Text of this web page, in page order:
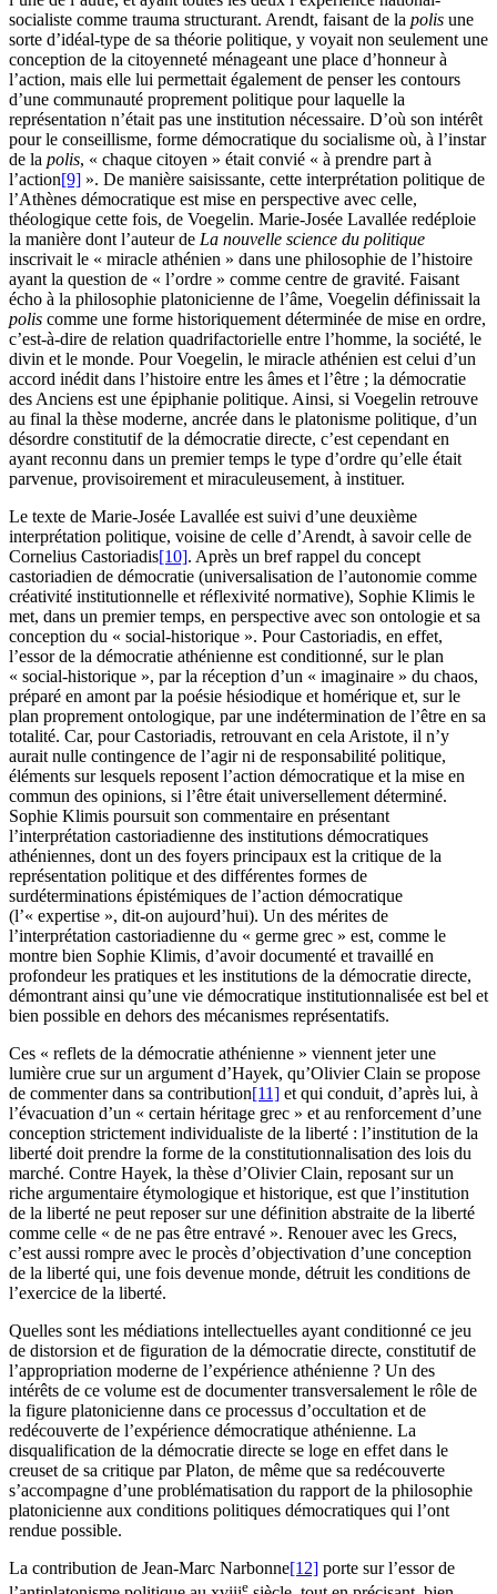
socialiste comme trauma structurant. Arendt, faisant de la polis une
sorte d’idéal-type de sa théorie politique, y voyait non seulement une
conception de la citoyenneté ménageant une place d’honneur à
l’action, mais elle lui permettait également de penser les contours
d’une communauté proprement politique pour laquelle la
représentation n’était pas une institution nécessaire. D’où son intérêt
pour le conseillisme, forme démocratique du socialisme où, à l’instar
de la polis, « chaque citoyen » était convié « à prendre part à
l’action[9] ». De manière saisissante, cette interprétation politique de
l’Athènes démocratique est mise en perspective avec celle,
théologique cette fois, de Voegelin. Marie-Josée Lavallée redéploie
la manière dont l’auteur de La nouvelle science du politique
inscrivait le « miracle athénien » dans une philosophie de l’histoire
ayant la question de « l’ordre » comme centre de gravité. Faisant
écho à la philosophie platonicienne de l’âme, Voegelin définissait la
polis comme une forme historiquement déterminée de mise en ordre,
c’est-à-dire de relation quadrifactorielle entre l’homme, la société, le
divin et le monde. Pour Voegelin, le miracle athénien est celui d’un
accord inédit dans l’histoire entre les âmes et l’être ; la démocratie
des Anciens est une épiphanie politique. Ainsi, si Voegelin retrouve
au final la thèse moderne, ancrée dans le platonisme politique, d’un
désordre constitutif de la démocratie directe, c’est cependant en
ayant reconnu dans un premier temps le type d’ordre qu’elle était
parvenue, provisoirement et miraculeusement, à instituer.
Le texte de Marie-Josée Lavallée est suivi d’une deuxième
interprétation politique, voisine de celle d’Arendt, à savoir celle de
Cornelius Castoriadis[10]. Après un bref rappel du concept
castoriadien de démocratie (universalisation de l’autonomie comme
créativité institutionnelle et réflexivité normative), Sophie Klimis le
met, dans un premier temps, en perspective avec son ontologie et sa
conception du « social-historique ». Pour Castoriadis, en effet,
l’essor de la démocratie athénienne est conditionné, sur le plan
« social-historique », par la réception d’un « imaginaire » du chaos,
préparé en amont par la poésie hésiodique et homérique et, sur le
plan proprement ontologique, par une indétermination de l’être en sa
totalité. Car, pour Castoriadis, retrouvant en cela Aristote, il n’y
aurait nulle contingence de l’agir ni de responsabilité politique,
éléments sur lesquels reposent l’action démocratique et la mise en
commun des opinions, si l’être était universellement déterminé.
Sophie Klimis poursuit son commentaire en présentant
l’interprétation castoriadienne des institutions démocratiques
athéniennes, dont un des foyers principaux est la critique de la
représentation politique et des différentes formes de
surdéterminations épistémiques de l’action démocratique
(l’« expertise », dit-on aujourd’hui). Un des mérites de
l’interprétation castoriadienne du « germe grec » est, comme le
montre bien Sophie Klimis, d’avoir documenté et travaillé en
profondeur les pratiques et les institutions de la démocratie directe,
démontrant ainsi qu’une vie démocratique institutionnalisée est bel et
bien possible en dehors des mécanismes représentatifs.
Ces « reflets de la démocratie athénienne » viennent jeter une
lumière crue sur un argument d’Hayek, qu’Olivier Clain se propose
de commenter dans sa contribution[11] et qui conduit, d’après lui, à
l’évacuation d’un « certain héritage grec » et au renforcement d’une
conception strictement individualiste de la liberté : l’institution de la
liberté doit prendre la forme de la constitutionnalisation des lois du
marché. Contre Hayek, la thèse d’Olivier Clain, reposant sur un
riche argumentaire étymologique et historique, est que l’institution
de la liberté ne peut reposer sur une définition abstraite de la liberté
comme celle « de ne pas être entravé ». Renouer avec les Grecs,
c’est aussi rompre avec le procès d’objectivation d’une conception
de la liberté qui, une fois devenue monde, détruit les conditions de
l’exercice de la liberté.
Quelles sont les médiations intellectuelles ayant conditionné ce jeu
de distorsion et de figuration de la démocratie directe, constitutif de
l’appropriation moderne de l’expérience athénienne ? Un des
intérêts de ce volume est de documenter transversalement le rôle de
la figure platonicienne dans ce processus d’occultation et de
redécouverte de l’expérience démocratique athénienne. La
disqualification de la démocratie directe se loge en effet dans le
creuset de sa critique par Platon, de même que sa redécouverte
s’accompagne d’une problématisation du rapport de la philosophie
platonicienne aux conditions politiques démocratiques qui l’ont
rendue possible.
La contribution de Jean-Marc Narbonne[12] porte sur l’essor de
e